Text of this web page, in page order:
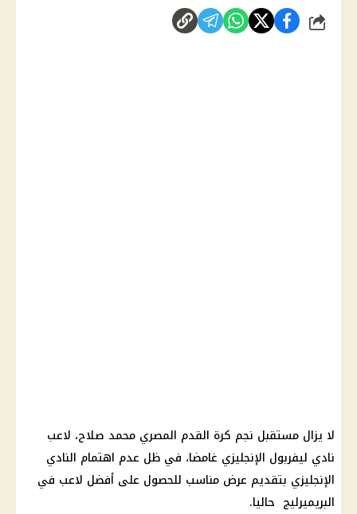
شارك
لا يزال مستقبل نجم كرة القدم المصري محمد صلاح، لاعب
نادي ليفربول الإنجليزي غامضا، في ظل عدم اهتمام النادي
الإنجليزي بتقديم عرض مناسب للحصول على أفضل لاعب في
البريميرليج حاليا.